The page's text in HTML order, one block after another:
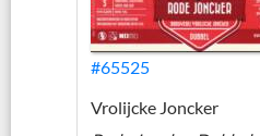
#65525
Vrolijcke Joncker